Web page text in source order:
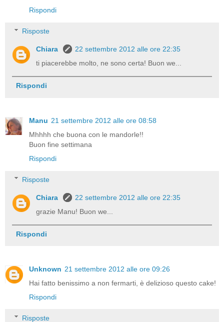
Rispondi
Risposte
Chiara
22 settembre 2012 alle ore 22:35
ti piacerebbe molto, ne sono certa! Buon we...
Rispondi
Manu 21 settembre 2012 alle ore 08:58
Mhhhh che buona con le mandorle!!
Buon fine settimana
Rispondi
Risposte
Chiara
22 settembre 2012 alle ore 22:35
grazie Manu! Buon we...
Rispondi
Unknown 21 settembre 2012 alle ore 09:26
Hai fatto benissimo a non fermarti, è delizioso questo cake!
Rispondi
Risposte